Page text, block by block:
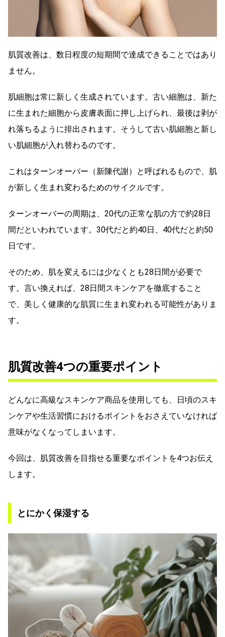
肌質改善は、数日程度の短期間で達成できることではあり
ません。
肌細胞は常に新しく生成されています。古い細胞は、新た
に生まれた細胞から皮膚表面に押し上げられ、最後は剥が
れ落ちるように排出されます。そうして古い肌細胞と新し
い肌細胞が入れ替わるのです。
これはターンオーバー（新陳代謝）と呼ばれるもので、肌
が新しく生まれ変わるためのサイクルです。
ターンオーバーの周期は、20代の正常な肌の方で約28日
間だといわれています。30代だと約40日、40代だと約50
日です。
そのため、肌を変えるには少なくとも28日間が必要で
す。言い換えれば、28日間スキンケアを徹底すること
で、美しく健康的な肌質に生まれ変われる可能性がありま
す。
肌質改善4つの重要ポイント
どんなに高級なスキンケア商品を使用しても、日頃のスキ
ンケアや生活習慣におけるポイントをおさえていなければ
意味がなくなってしまいます。
今回は、肌質改善を目指せる重要なポイントを4つお伝え
します。
とにかく保湿する